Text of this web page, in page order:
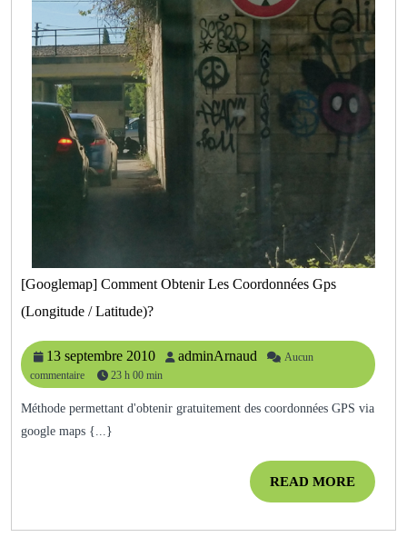
[googlemap] Comment Obtenir Les Coordonnées Gps
(longitude / Latitude)?
Obtenir
Les
Coordonnées
Gps
(longitude
13 septembre 2010
13
septembre
adminArnaud adminArnaud
Aucun
commentaire
23 h 00 min
Méthode permettant d'obtenir gratuitement des coordonnées GPS via
google maps {...}
READ MOREREAD
MORE